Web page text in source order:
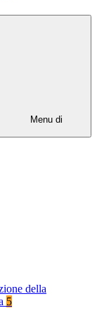
Menu di
della
5